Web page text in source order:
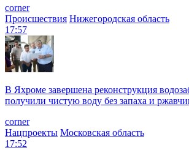
corner
Происшествия Нижегородская область
17:57
В Яхроме завершена реконструкция
получили чистую воду без запаха и
corner
Нацпроекты Московская область
17:52